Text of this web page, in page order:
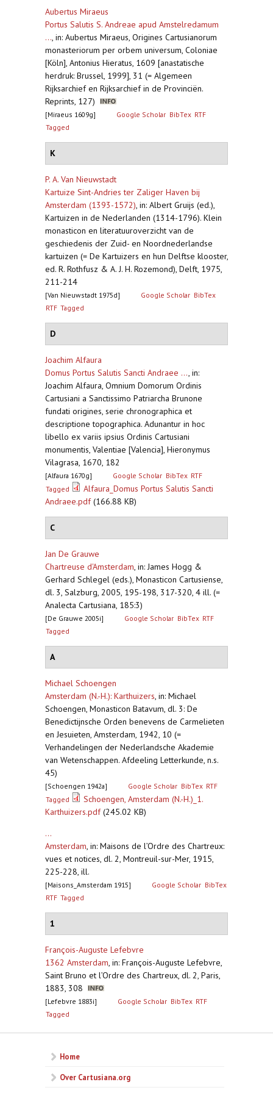
Aubertus Miraeus
Portus Salutis S. Andreae apud Amstelredamum
..., in: Aubertus Miraeus, Origines Cartusianorum
monasteriorum per orbem universum, Coloniae
[Köln], Antonius Hieratus, 1609 [anastatische
herdruk: Brussel, 1999], 31 (= Algemeen
Rijksarchief en Rijksarchief in de Provinciën.
Reprints, 127)
[Miraeus 1609g] Google Scholar BibTex RTF
Tagged
K
P. A. Van Nieuwstadt
Kartuize Sint-Andries ter Zaliger Haven bij
Amsterdam (1393-1572), in: Albert Gruijs (ed.),
Kartuizen in de Nederlanden (1314-1796). Klein
monasticon en literatuuroverzicht van de
geschiedenis der Zuid- en Noordnederlandse
kartuizen (= De Kartuizers en hun Delftse klooster,
ed. R. Rothfusz & A. J. H. Rozemond), Delft, 1975,
211-214
[Van Nieuwstadt 1975d] Google Scholar BibTex
RTF Tagged
D
Joachim Alfaura
Domus Portus Salutis Sancti Andraee ..., in:
Joachim Alfaura, Omnium Domorum Ordinis
Cartusiani a Sanctissimo Patriarcha Brunone
fundati origines, serie chronographica et
descriptione topographica. Adunantur in hoc
libello ex variis ipsius Ordinis Cartusiani
monumentis, Valentiae [Valencia], Hieronymus
Vilagrasa, 1670, 182
[Alfaura 1670g] Google Scholar BibTex RTF
Tagged
Alfaura_Domus Portus Salutis Sancti
Andraee.pdf(166.88 KB)
C
Jan De Grauwe
Chartreuse d'Amsterdam, in: James Hogg &
Gerhard Schlegel (eds.), Monasticon Cartusiense,
dl. 3, Salzburg, 2005, 195-198, 317-320, 4 ill. (=
Analecta Cartusiana, 185:3)
[De Grauwe 2005i] Google Scholar BibTex RTF
Tagged
A
Michael Schoengen
Amsterdam (N.-H.): Karthuizers, in: Michael
Schoengen, Monasticon Batavum, dl. 3: De
Benedictijnsche Orden benevens de Carmelieten
en Jesuieten, Amsterdam, 1942, 10 (=
Verhandelingen der Nederlandsche Akademie
van Wetenschappen. Afdeeling Letterkunde, n.s.
45)
[Schoengen 1942a] Google Scholar BibTex RTF
Tagged
Schoengen, Amsterdam (N.-H.)_1.
Karthuizers.pdf(245.02 KB)
...
Amsterdam, in: Maisons de l’Ordre des Chartreux:
vues et notices, dl. 2, Montreuil-sur-Mer, 1915,
225-228, ill.
[Maisons_Amsterdam 1915] Google Scholar BibTex
RTF Tagged
1
François-Auguste Lefebvre
1362 Amsterdam, in: François-Auguste Lefebvre,
Saint Bruno et l’Ordre des Chartreux, dl. 2, Paris,
1883, 308
[Lefebvre 1883i] Google Scholar BibTex RTF
Tagged
Home
Over Cartusiana.org